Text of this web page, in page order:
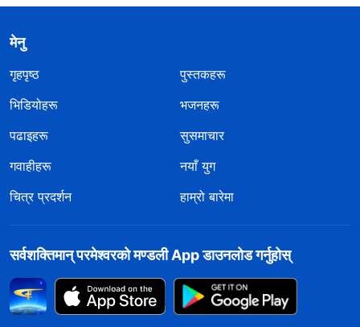
मेनु
गृहपृष्ठ
पुस्तकहरू
भिडियोहरू
भजनहरू
पढाइहरू
सुसमाचार
गवाहीहरू
नयाँ युग
चित्र प्रदर्शन
हाम्रो बारेमा
सर्वशक्तिमान्‌ परमेश्‍वरको मण्डली App डाउनलोड गर्नुहोस्